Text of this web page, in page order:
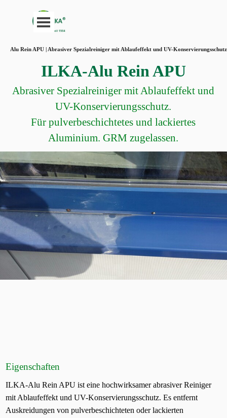
Menü überspringen
Alu Rein APU | Abrasiver Spezialreiniger mit Ablaufeffekt und UV-Konservierungsschutz
ILKA-Alu Rein APU
Abrasiver Spezialreiniger mit Ablaufeffekt und
UV-Konservierungsschutz.
Für pulverbeschichtetes und lackiertes
Aluminium.GRM zugelassen.
Eigenschaften
ILKA-Alu Rein APU ist eine hochwirksamer abrasiver Reiniger
mit Ablaufeffekt und UV-Konservierungsschutz. Es entfernt
Auskreidungen von pulverbeschichteten oder lackierten